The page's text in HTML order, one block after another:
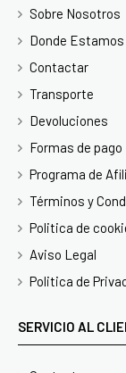
Sobre Nosotros
Donde Estamos
Contactar
Transporte
Devoluciones
Formas de pago
Programa de
Términos y
Politica de
Aviso Legal
Politica de
SERVICIO AL